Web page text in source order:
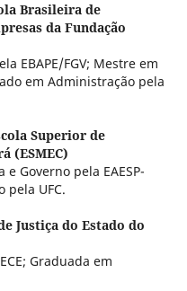
Brasileira de
da Fundação
EBAPE/FGV; Mestre em
em Administração pela
Superior de
(ESMEC)
Governo pela EAESP-
pela UFC.
Justiça do Estado do
Graduada em